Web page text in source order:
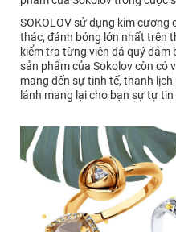
SOKOLOV sử dụng kim
thác, đánh bóng lớn nhất trên
kiểm tra từng viên đá quý
sản phẩm của Sokolov còn có
mang đến sự tinh tế, thanh
lánh mang lại cho bạn sự tự